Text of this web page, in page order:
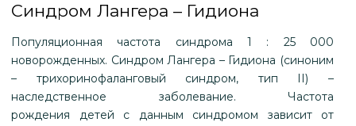
Синдром Лангера – Гидиона
Популяционная частота синдрома 1 : 25 000
новорожденных. Синдром Лангера – Гидиона (синоним
– трихоринофаланговый синдром, тип II) –
наследственное заболевание. Частота
рождения детей с данным синдромом зависит от